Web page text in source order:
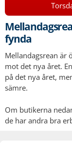
fynda
Mellandagsrean är
mot det nya året.
på det nya året,
sämre.
Om butikerna
de har andra bra